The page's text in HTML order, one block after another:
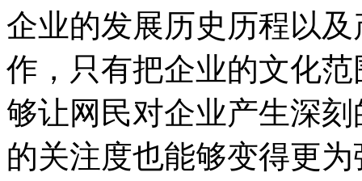
企业的发展历史历程以
作，只有把企业的文化
够让网民对企业产生深
的关注度也能够变得更